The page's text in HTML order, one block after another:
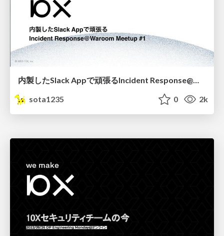
内製したSlack Appで頑張るIncident Response@Waroom Meetup #1 / Incident Response with Slack App in 10X
sota1235
0 2k